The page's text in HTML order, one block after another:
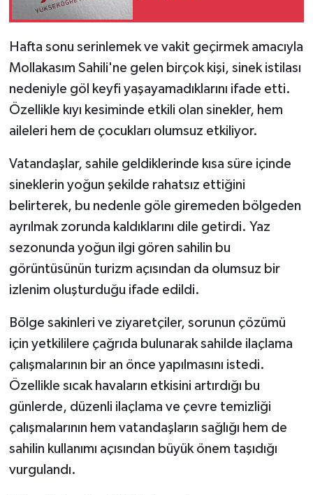
Hafta sonu serinlemek ve vakit geçirmek amacıyla
Mollakasım Sahili'ne gelen birçok kişi, sinek istilası
nedeniyle göl keyfi yaşayamadıklarını ifade etti.
Özellikle kıyı kesiminde etkili olan sinekler, hem
aileleri hem de çocukları olumsuz etkiliyor.
Vatandaşlar, sahile geldiklerinde kısa süre içinde
sineklerin yoğun şekilde rahatsız ettiğini
belirterek, bu nedenle göle giremeden bölgeden
ayrılmak zorunda kaldıklarını dile getirdi. Yaz
sezonunda yoğun ilgi gören sahilin bu
görüntüsünün turizm açısından da olumsuz bir
izlenim oluşturduğu ifade edildi.
Bölge sakinleri ve ziyaretçiler, sorunun çözümü
için yetkililere çağrıda bulunarak sahilde ilaçlama
çalışmalarının bir an önce yapılmasını istedi.
Özellikle sıcak havaların etkisini artırdığı bu
günlerde, düzenli ilaçlama ve çevre temizliği
çalışmalarının hem vatandaşların sağlığı hem de
sahilin kullanımı açısından büyük önem taşıdığı
vurgulandı.